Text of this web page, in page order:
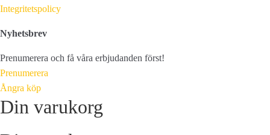
Integritetspolicy
Nyhetsbrev
Prenumerera och få våra erbjudanden först!
Prenumerera
Ångra köp
Din varukorg